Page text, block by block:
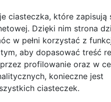
Victor Hugo
ciasteczka, które zapisują
Dzięki nim strona
w pełni korzystać z
aby dopasować treść
profilowanie oraz w
konieczne jest
ciasteczek.